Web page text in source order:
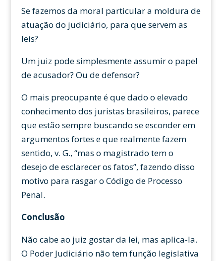
Se fazemos da moral particular a moldura de
atuação do judiciário, para que servem as
leis?
Um juiz pode simplesmente assumir o papel
de acusador? Ou de defensor?
O mais preocupante é que dado o elevado
conhecimento dos juristas brasileiros, parece
que estão sempre buscando se esconder em
argumentos fortes e que realmente fazem
sentido, v. G., “mas o magistrado tem o
desejo de esclarecer os fatos”, fazendo disso
motivo para rasgar o Código de Processo
Penal.
Conclusão
Não cabe ao juiz gostar da lei, mas aplica-la.
O Poder Judiciário não tem função legislativa